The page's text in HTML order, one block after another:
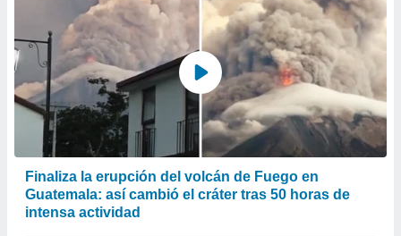
Finaliza la erupción del volcán de Fuego en
Guatemala: así cambió el cráter tras 50 horas de
intensa actividad